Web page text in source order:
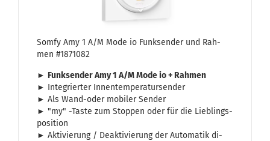
Somfy Amy 1 A/M Mode io Funk­sen­der und Rah­
men #1871082
► Funk­sen­der Amy 1 A/M Mode io + Rah­men
► In­te­grier­ter In­nen­tem­pe­ra­tur­sen­der
► Als Wand-​oder mo­bi­ler Sen­der
► "my" -​Taste zum Stop­pen oder für die Lieb­lings­
po­si­ti­on
► Ak­ti­vie­rung / De­ak­ti­vie­rung der Au­to­ma­tik di­